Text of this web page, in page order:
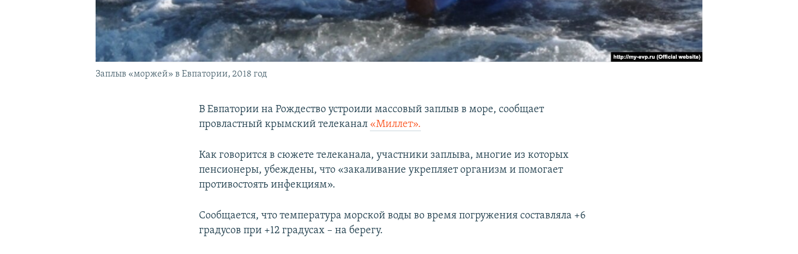
Заплыв «моржей» в Евпатории, 2018 год
В Евпатории на Рождество устроили массовый заплыв в море, сообщает
провластный крымский телеканал «Миллет».
Как говорится в сюжете телеканала, участники заплыва, многие из которых
пенсионеры, убеждены, что «закаливание укрепляет организм и помогает
противостоять инфекциям».
Сообщается, что температура морской воды во время погружения составляла +6
градусов при +12 градусах – на берегу.